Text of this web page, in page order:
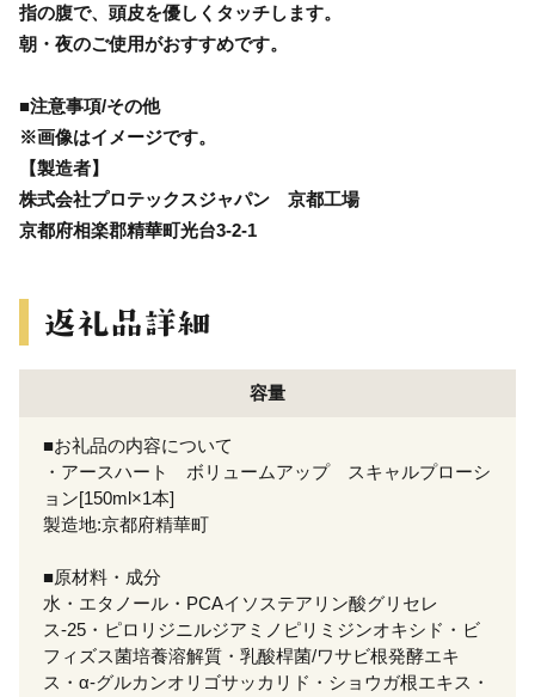
指の腹で、頭皮を優しくタッチします。
朝・夜のご使用がおすすめです。
■注意事項/その他
※画像はイメージです。
【製造者】
株式会社プロテックスジャパン 京都工場
京都府相楽郡精華町光台3-2-1
容量
■お礼品の内容について
・アースハート ボリュームアップ スキャルプローシ
ョン[150ml×1本]
製造地:京都府精華町
■原材料・成分
水・エタノール・PCAイソステアリン酸グリセレ
ス-25・ピロリジニルジアミノピリミジンオキシド・ビ
フィズス菌培養溶解質・乳酸桿菌/ワサビ根発酵エキ
ス・α-グルカンオリゴサッカリド・ショウガ根エキス・